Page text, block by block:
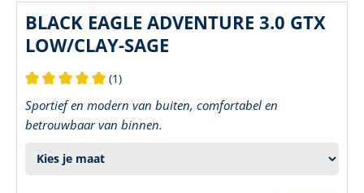
BLACK EAGLE ADVENTURE 3.0 GTX
LOW/CLAY-SAGE
(1)
Sportief en modern van buiten, comfortabel en
betrouwbaar van binnen.